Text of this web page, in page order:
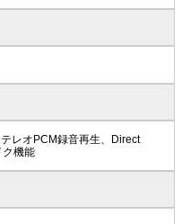
レオPCM録音再生、Direct
機能